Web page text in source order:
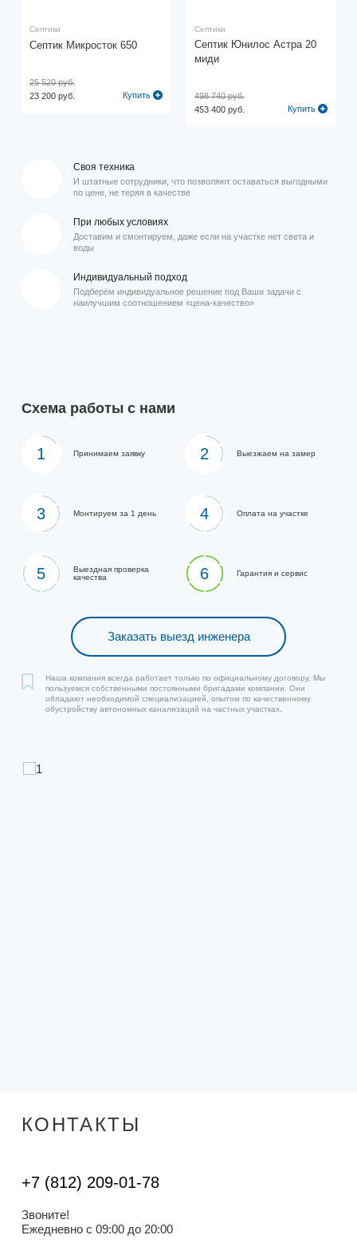
Септики
Септик Микросток 650
23 200 руб.
25 520 руб.
Купить
Септики
Септик Юнилос Астра 20
миди
453 400 руб.
498 740 руб.
Купить
Своя техника
И штатные сотрудники, что позволяют оставаться выгодными
по цене, не теряя в качестве
При любых условиях
Доставим и смонтируем, даже если на участке нет света и
воды
Индивидуальный подход
Подберём индивидуальное решение под Ваши задачи с
наилучшим соотношением «цена-качество»
Схема работы с нами
1 Принимаем заявку 2 Выезжаем на замер
3 Монтируем за 1 день 4 Оплата на участке
5
Выездная проверка
качества
6 Гарантия и сервис
Заказать выезд инженера
Наша компания всегда работает только по официальному договору. Мы
пользуемся собственными постоянными бригадами компании. Они
обладают необходимой специализацией, опытом по качественному
обустройству автономных канализаций на частных участках.
КОНТАКТЫ
+7 (812) 209-01-78
Звоните!
Ежедневно с 09:00 до 20:00